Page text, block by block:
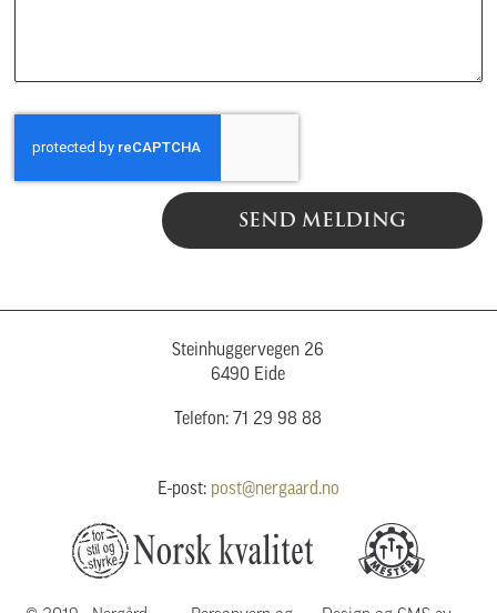
SEND MELDING
Steinhuggervegen 26
6490 Eide
Telefon: 71 29 98 88
E-post: post@nergaard.no